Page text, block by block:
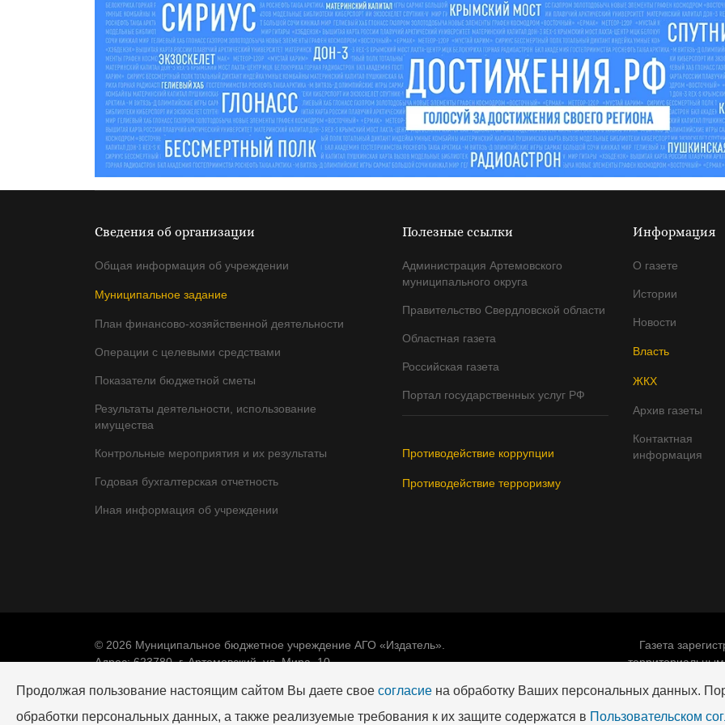
Сведения об организации
Общая информация об учреждении
Муниципальное задание
План финансово-хозяйственной деятельности
Операции с целевыми средствами
Показатели бюджетной сметы
Результаты деятельности, использование
имущества
Контрольные мероприятия и их результаты
Годовая бухгалтерская отчетность
Иная информация об учреждении
Полезные ссылки
Администрация Артемовского
муниципального округа
Правительство Свердловской области
Областная газета
Российская газета
Портал государственных услуг РФ
Противодействие коррупции
Противодействие терроризму
Информация
О газете
Истории
Новости
Власть
ЖКХ
Архив газеты
Контактная
информация
© 2026 Муниципальное бюджетное учреждение АГО «Издатель».
Адрес: 623780, г. Артемовский, ул. Мира, 10.
Газета
Свидетельство о
Продолжая пользование настоящим сайтом Вы даете свое согласие на обработку Ваших персональных данных.
обработки персональных данных, а также реализуемые требования к их защите содержатся в Пользовательском